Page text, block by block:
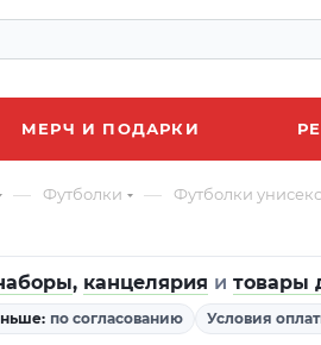
МЕРЧ И ПОДАРКИ
— Футболки — Футболки унисекс
, канцелярия и товары
по согласованию Условия